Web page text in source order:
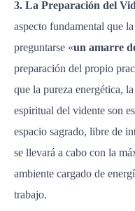
3. La Preparación del
aspecto fundamental que
preguntarse «un amarre
preparación del propio
que la pureza energética,
espiritual del vidente son
espacio sagrado, libre de
se llevará a cabo con la
ambiente cargado de
trabajo.